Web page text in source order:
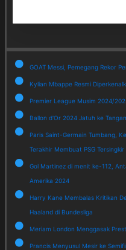
GOAT Messi, Pemegang Rekor
Kylian Mbappe Resmi
Premier League Musim 2024/
Ballon d'Or 2024 Jatuh ke
Paris Saint-Germain Tumbang,
Terakhir Membuat PSG
Gol Martinez di menit ke-112,
Amerika 2024
Harry Kane Membalas Kritikan
Haaland di Bundesliga
Meriam London Menggasak
Prancis Menyusul Mesir ke